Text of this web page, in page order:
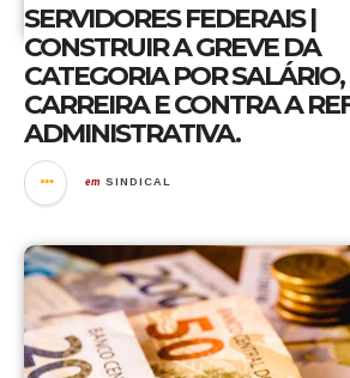
SERVIDORES FEDERAIS |
CONSTRUIR A GREVE DA
CATEGORIA POR SALÁRIO,
CARREIRA E CONTRA A
ADMINISTRATIVA.
em SINDICAL